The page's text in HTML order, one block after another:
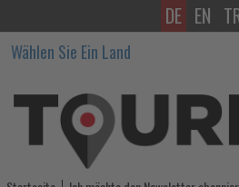
Star
Clippers
startet
neue
Segel-
DE EN
Wählen Sie Ein Land